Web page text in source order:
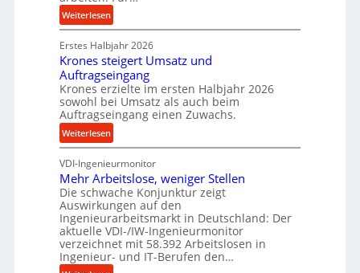
ü
c
k
p
r
o
z
e
s
s
i
n
d
e
r
i
e
b
u
n
d
H
y
d
r
a
u
Weiterlesen:
P
r
ä
z
i
s
e
u
n
d
l
a
n
g
l
e
Erstes Halbjahr 2026
Krones steigert Umsatz und
Auftragseingang
Krones erzielte im ersten Halbjahr 2026
sowohl bei Umsatz als auch beim
Auftragseingang einen Zuwachs.
Weiterlesen:
K
r
o
n
e
s
s
t
e
VDI-Ingenieurmonitor
Mehr Arbeitslose, weniger Stellen
Die schwache Konjunktur zeigt
Auswirkungen auf den
Ingenieurarbeitsmarkt in Deutschland: Der
aktuelle VDI-/IW-Ingenieurmonitor
verzeichnet mit 58.392 Arbeitslosen in
Ingenieur- und IT-Berufen den…